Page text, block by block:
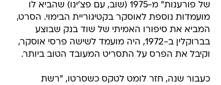
של פורענות" מ-1975 (שוב, עם פצ'ינו) שהביא לו
מועמדות נוספת לאוסקר בקטיגוריית הבימוי. הסרט,
המביא את סיפורו האמיתי של שוד בנק שבוצע
בברוקלין ב-1972, היה מועמד לשישה פרסי אוסקר,
וקיבל את הפרס על התסריט המעובד הטוב ביותר.
כעבור שנה, חזר לומט לטקס כשסרטו, "רשת